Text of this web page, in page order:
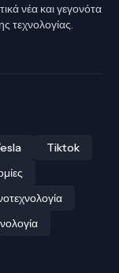
νέα και γεγονότα
τεχνολογίας.
Tiktok